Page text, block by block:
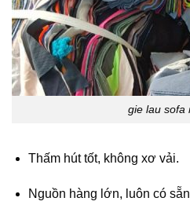
gie lau sofa
Thấm hút tốt, không xơ vải.
Nguồn hàng lớn, luôn có